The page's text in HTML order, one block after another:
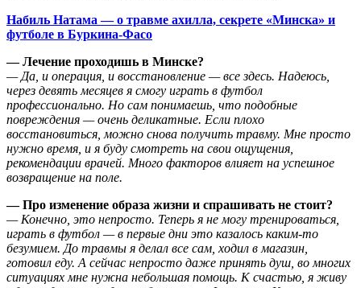
Набиль Натама — о травме ахилла, секрете «Минска» и
футболе в Буркина-Фасо
— Лечение проходишь в Минске?
— Да, и операция, и восстановление — все здесь. Надеюсь,
через девять месяцев я смогу играть в футбол
профессионально. Но сам понимаешь, что подобные
повреждения — очень деликатные. Если плохо
восстановиться, можно снова получить травму. Мне просто
нужно время, и я буду смотреть на свои ощущения,
рекомендации врачей. Много факторов влияет на успешное
возвращение на поле.
— Про изменение образа жизни и спрашивать не стоит?
— Конечно, это непросто. Теперь я не могу тренироваться,
играть в футбол — в первые дни это казалось каким-то
безумием. До травмы я делал все сам, ходил в магазин,
готовил еду. А сейчас непросто даже принять душ, во многих
ситуациях мне нужна небольшая помощь. К счастью, я живу